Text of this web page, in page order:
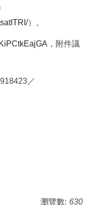
）。
，附件議
／
瀏覽數: 630